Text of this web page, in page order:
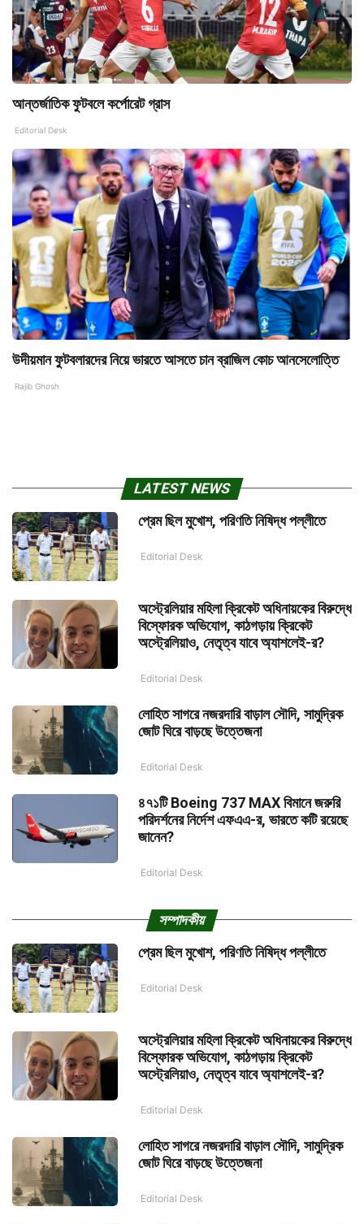
আন্তর্জাতিক ফুটবলে কর্পোরেট গ্রাস
Editorial Desk
উদীয়মান ফুটবলারদের নিয়ে ভারতে আসতে চান ব্রাজিল কোচ আনসেলোত্তি
Rajib Ghosh
LATEST NEWS
প্রেম ছিল মুখোশ, পরিণতি নিষিদ্ধ পল্লীতে
Editorial Desk
অস্ট্রেলিয়ার মহিলা ক্রিকেট অধিনায়কের বিরুদ্ধে
বিস্ফোরক অভিযোগ, কাঠগড়ায় ক্রিকেট
অস্ট্রেলিয়াও, নেতৃত্ব যাবে অ্যাশলেই-র?
Editorial Desk
লোহিত সাগরে নজরদারি বাড়াল সৌদি, সামুদ্রিক
জোট ঘিরে বাড়ছে উত্তেজনা
Editorial Desk
৪৭১টি Boeing 737 MAX বিমানে জরুরি
পরিদর্শনের নির্দেশ এফএএ-র, ভারতে কটি রয়েছে
জানেন?
Editorial Desk
সম্পাদকীয়
প্রেম ছিল মুখোশ, পরিণতি নিষিদ্ধ পল্লীতে
Editorial Desk
অস্ট্রেলিয়ার মহিলা ক্রিকেট অধিনায়কের বিরুদ্ধে
বিস্ফোরক অভিযোগ, কাঠগড়ায় ক্রিকেট
অস্ট্রেলিয়াও, নেতৃত্ব যাবে অ্যাশলেই-র?
Editorial Desk
লোহিত সাগরে নজরদারি বাড়াল সৌদি, সামুদ্রিক
জোট ঘিরে বাড়ছে উত্তেজনা
Editorial Desk